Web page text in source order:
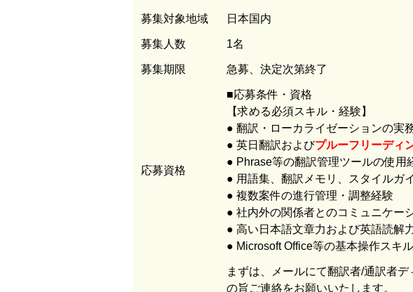
募集対象地域 日本国内
募集人数 1名
募集期限 急募、決定次第終了
応募資格
■応募条件・資格
【求める必須スキル・経験】
● 翻訳・ローカライゼーションの実
● 英日翻訳およびプルーフリーディ
● Phrase等の翻訳管理ツールの使用
● 用語集、翻訳メモリ、スタイルガ
● 複数案件の進行管理・調整経験
● 社内外の関係者とのコミュニケー
● 高い日本語文章力および英語読解
● Microsoft Office等の基本操作スキル
まずは、メールにて翻訳者/通訳者
の旨ご連絡をお願いいたします。